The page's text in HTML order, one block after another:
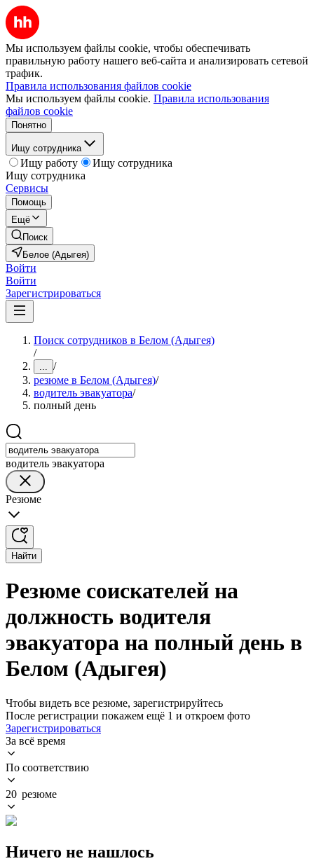
Мы используем файлы cookie, чтобы обеспечивать
правильную работу нашего веб-сайта и анализировать сетевой
трафик.
Правила использования файлов cookie
Мы используем файлы cookie. Правила использования
файлов cookie
Понятно
Ищу сотрудника
Ищу работу
Ищу сотрудника
Ищу сотрудника
Сервисы
Помощь
Ещё
Поиск
Белое (Адыгея)
Войти
Войти
Зарегистрироваться
Поиск сотрудников в Белом (Адыгея)
/
... /
резюме в Белом (Адыгея)/
водитель эвакуатора/
полный день
водитель эвакуатора
Резюме
Найти
Резюме соискателей на
должность водителя
эвакуатора на полный день в
Белом (Адыгея)
Чтобы видеть все резюме, зарегистрируйтесь
После регистрации покажем ещё 1 и откроем фото
Зарегистрироваться
За всё время
По соответствию
20 резюме
Ничего не нашлось